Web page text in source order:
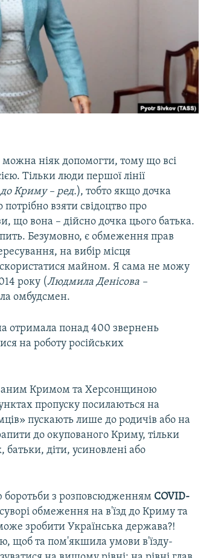
ніяк допомогти, тому що всі
Тільки люди першої лінії
Криму – ред.), тобто якщо дочка
потрібно взяти свідоцтво про
що вона – дійсно дочка цього батька.
Безумовно, є обмеження прав
на вибір місця
майном. Я сама не можу
року (Людмила Денісова –
омбудсмен.
отримала понад 400 звернень
на роботу російських
Кримом та Херсонщиною
пропуску посилаються на
пускають лише до родичів або на
до окупованого Криму, тільки
діти, усиновлені або
боротьби з розповсюдженням COVID-
обмеження на в'їзд до Криму та
зробити Українська держава?!
щоб та пом'якшила умови в'їзду-